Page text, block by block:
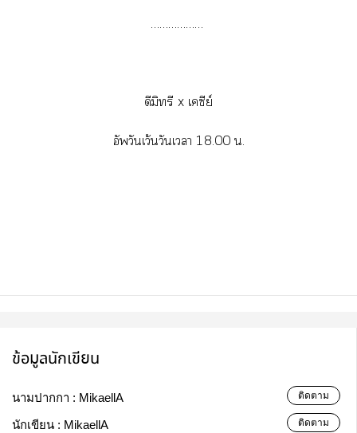
………………
ดีมิทรี x เคซีย์
อัพวันเว้นวันเา 18.00 น.
ข้อมูลนักเขียน
นามปากกา : MikaellA ติดตาม
นักเขียน : MikaellA ติดตาม